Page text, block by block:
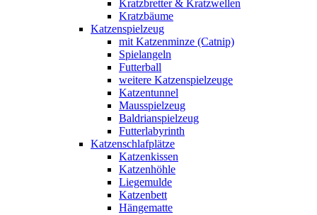
Kratzbretter & Kratzwellen
Kratzbäume
Katzenspielzeug
mit Katzenminze (Catnip)
Spielangeln
Futterball
weitere Katzenspielzeuge
Katzentunnel
Mausspielzeug
Baldrianspielzeug
Futterlabyrinth
Katzenschlafplätze
Katzenkissen
Katzenhöhle
Liegemulde
Katzenbett
Hängematte